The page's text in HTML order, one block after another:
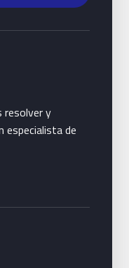
resolver y
especialista de